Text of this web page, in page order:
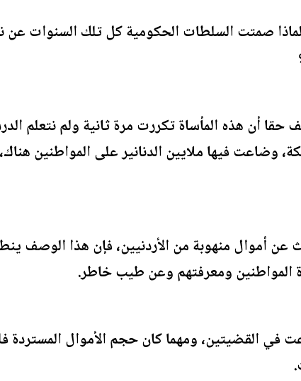
لماذا صمتت السلطات الحكومية كل تلك السنوات
أن هذه المأساة تكررت مرة ثانية ولم نتعلم
وضاعت فيها ملايين الدنانير على المواطنين
عن أموال منهوبة من الأردنيين، فإن هذا الوصف
المواطنين ومعرفتهم وعن طيب خاطر.
في القضيتين، ومهما كان حجم الأموال المستردة